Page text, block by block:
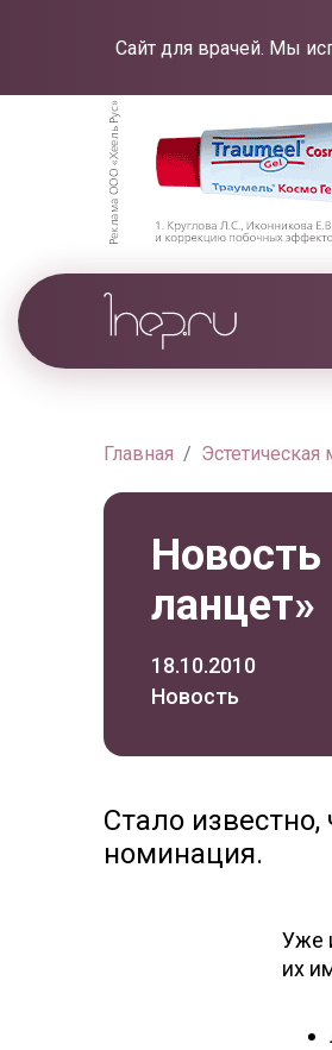
Сайт для врачей. Мы
Главная
Новость
ланцет»
18.10.2010
Новость
Стало
номинация.
Уже
их